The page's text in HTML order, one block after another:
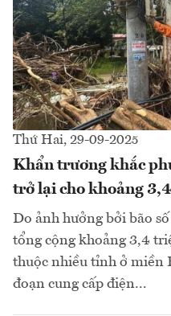
Thứ Hai, 29-09-2025
Khẩn trương khắc
trở lại cho khoảng
Do ảnh hưởng bởi bão
tổng cộng khoảng 3,4
thuộc nhiều tỉnh ở miền
đoạn cung cấp điện...